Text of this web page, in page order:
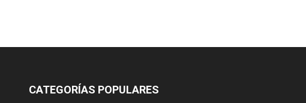
CATEGORÍAS POPULARES